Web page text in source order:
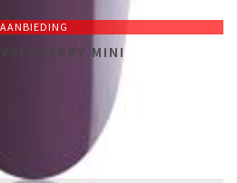
AANBIEDING
MINI
6,98